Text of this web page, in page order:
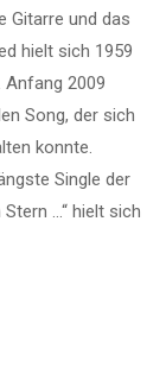
Gitarre und das
hielt sich 1959
Anfang 2009
Song, der sich
konnte.
Single der
…“ hielt sich